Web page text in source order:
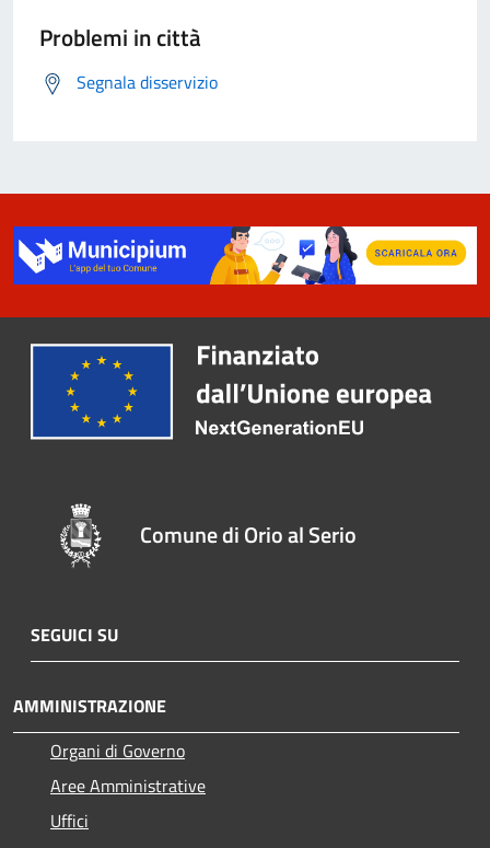
Problemi in città
Segnala disservizio
Comune di Orio al Serio
SEGUICI SU
AMMINISTRAZIONE
Organi di Governo
Aree Amministrative
Uffici